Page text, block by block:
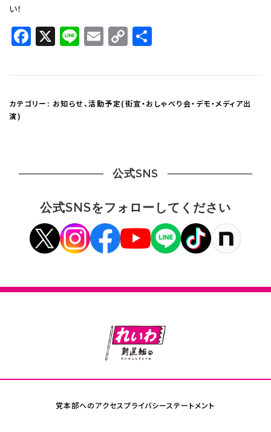
い！
Facebook
X LineEmail
Copy
Link
カテゴリー: お知らせ、活動予定(街宣・おしゃべり会・デモ・メディア出
演)
公式SNS
公式SNSをフォローしてください
党本部へのアクセスプライバシーステートメント